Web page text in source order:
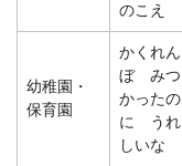
のこえ
幼稚園・
保育園
かくれん
ぼ みつ
かったの
に うれ
しいな